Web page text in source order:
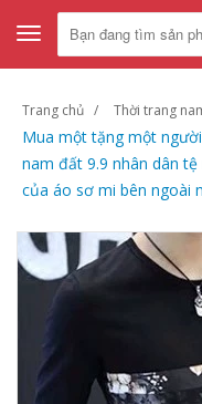
Toggle
navigation
Trang chủ Thời trang
Mua một tặng một
nam đất 9.9 nhân dân
của áo sơ mi bên ngoài